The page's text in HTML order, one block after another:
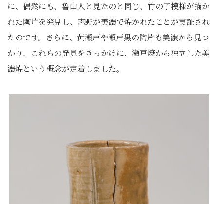
に、偶然にも、魯山人と見たのと同じ、竹の子模様が描か
れた陶片を発見し、志野が美濃で焼かれたことが実証され
たのです。さらに、黄瀬戸や瀬戸黒の陶片も美濃から見つ
かり、これらの発見をきっかけに、瀬戸焼から独立した美
濃焼という概念が定着しました。